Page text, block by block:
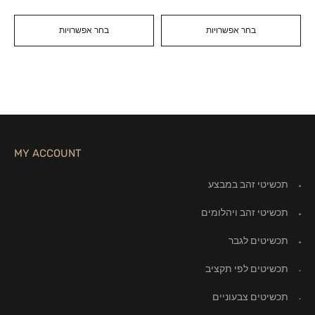
בחר אפשרויות בחר אפשרויות
MY ACCOUNT
תכשיטי זהב במבצע
תכשיטי זהב ויהלומים
תכשיטים לגבר
תכשיטים לפי תקציב
תכשיטים צבעוניים